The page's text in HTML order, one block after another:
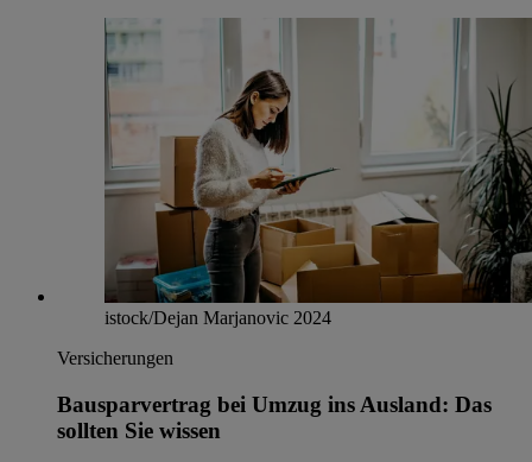
istock/Dejan Marjanovic 2024
Versicherungen
Bausparvertrag bei Umzug ins Ausland: Das
sollten Sie wissen